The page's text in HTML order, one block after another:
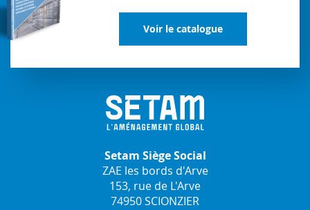
Voir le catalogue
Setam Siège Social
ZAE les bords d'Arve
153, rue de L'Arve
74950 SCIONZIER